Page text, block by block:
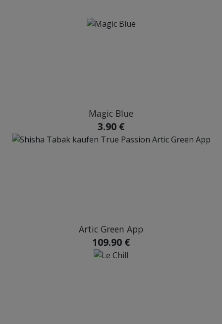
Magic Blue
3.90 €
Artic Green App
109.90 €